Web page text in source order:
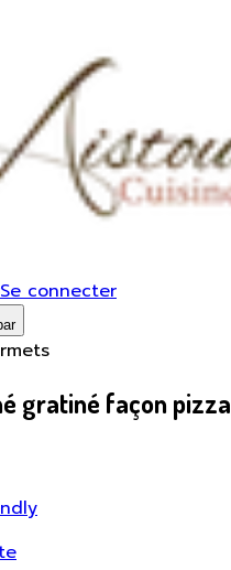
Se connecter
gratiné façon pizza